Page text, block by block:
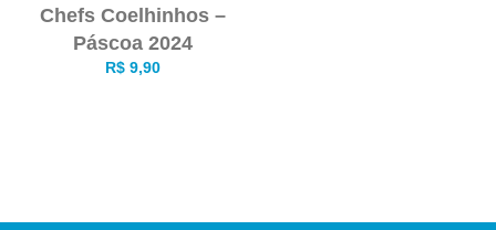
Chefs Coelhinhos –
Páscoa 2024
R$9,90